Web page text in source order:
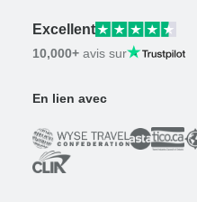
Excellent
10,000+ avis sur
En lien avec